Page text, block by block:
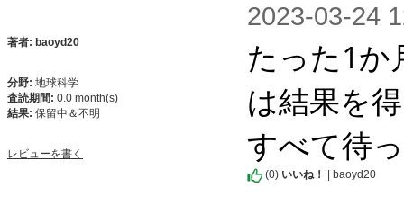
著者: baoyd20
分野: 地球科学
査読期間: 0.0 month(s)
結果: 保留中＆不明
レビューを書く
2023-03-24
たった1か
は結果を
すべて待
(0) いいね！ | baoyd20